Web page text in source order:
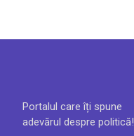
Portalul care îți spune
adevărul despre politică!